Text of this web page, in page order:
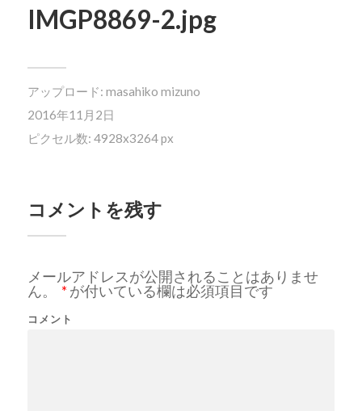
IMGP8869-2.jpg
アップロード: masahiko mizuno
2016年11月2日
ピクセル数: 4928x3264 px
コメントを残す
メールアドレスが公開されることはありませ
ん。
* が付いている欄は必須項目です
コメント